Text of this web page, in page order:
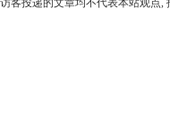
客投递的文章均不代表本站观点